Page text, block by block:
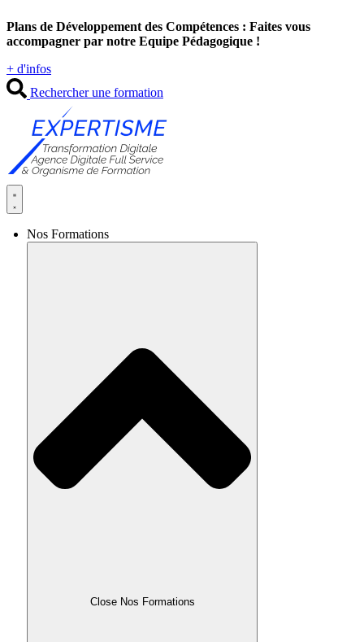
au
contenu
Plans de Développement des Compétences : Faites vous
accompagner par notre Equipe Pédagogique !
+ d'infos
Rechercher une formation
Nos Formations
Close Nos Formations